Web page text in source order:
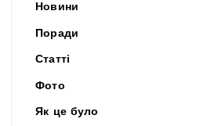
Новини
Поради
Статті
Фото
Як це було